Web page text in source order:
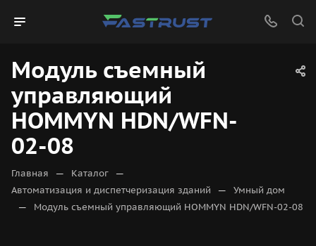
Модуль съемный
управляющий
HOMMYN HDN/WFN-
02-08
Главная — Каталог —
Автоматизация и диспетчеризация зданий — Умный дом
— Модуль съемный управляющий HOMMYN HDN/WFN-02-08